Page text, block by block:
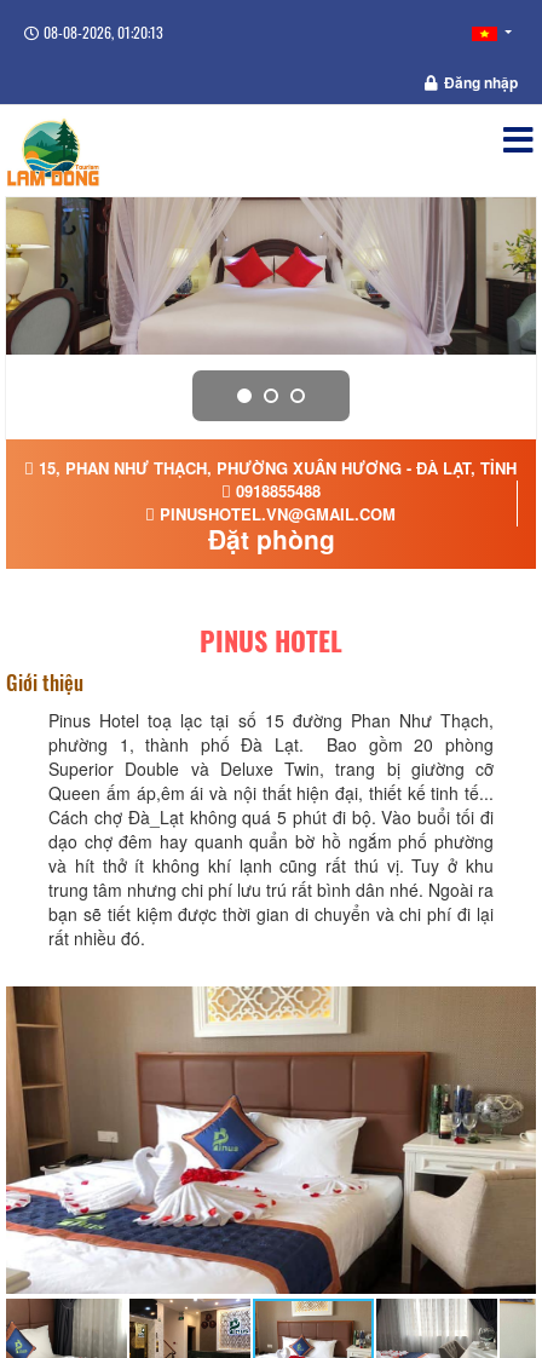
08-08-2026, 01:20:13
Đăng nhập
15, PHAN NHƯ THẠCH, PHƯỜNG XUÂN HƯƠNG - ĐÀ LẠT, TỈNH
0918855488
PINUSHOTEL.VN@GMAIL.COM
Đặt phòng
PINUS HOTEL
Giới thiệu
Pinus Hotel toạ lạc tại số 15 đường Phan Như Thạch,
phường 1, thành phố Đà Lạt. Bao gồm 20 phòng
Superior Double và Deluxe Twin, trang bị giường cỡ
Queen ấm áp,êm ái và nội thất hiện đại, thiết kế tinh tế...
Cách chợ Đà_Lạt không quá 5 phút đi bộ. Vào buổi tối đi
dạo chợ đêm hay quanh quẩn bờ hồ ngắm phố phường
và hít thở ít không khí lạnh cũng rất thú vị. Tuy ở khu
trung tâm nhưng chi phí lưu trú rất bình dân nhé. Ngoài ra
bạn sẽ tiết kiệm được thời gian di chuyển và chi phí đi lại
rất nhiều đó.